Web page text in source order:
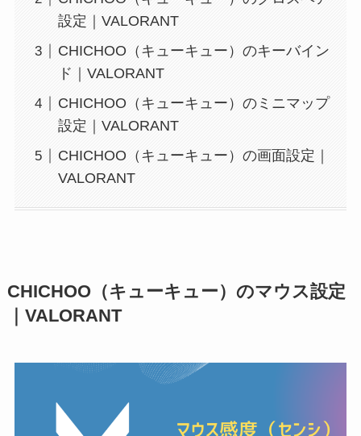
設定｜VALORANT
CHICHOO（キューキュー）のキーバイン
ド｜VALORANT
CHICHOO（キューキュー）のミニマップ
設定｜VALORANT
CHICHOO（キューキュー）の画面設定｜
VALORANT
CHICHOO（キューキュー）のマウス設定
｜VALORANT